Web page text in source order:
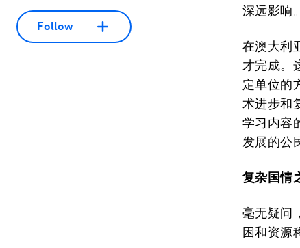
Follow
深远影响。
在澳大利
才完成。
定单位的
术进步和
学习内容
发展的公
复杂国情
毫无疑问
困和资源